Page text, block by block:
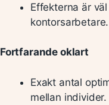
Effekterna är
kontorsarbetare.
Fortfarande oklart
Exakt antal
mellan individer.